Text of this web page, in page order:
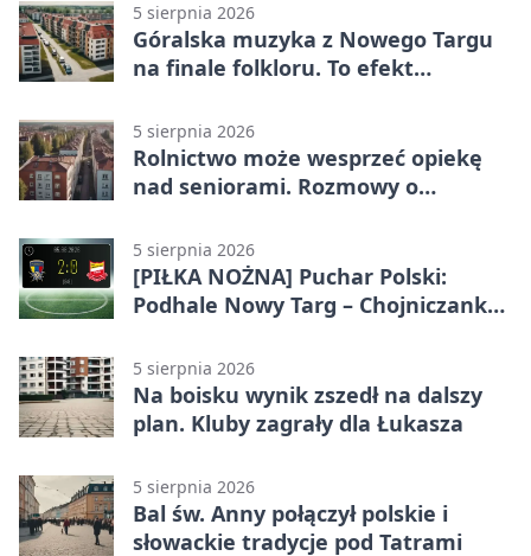
5 sierpnia 2026
Góralska muzyka z Nowego Targu
na finale folkloru. To efekt
5 sierpnia 2026
Rolnictwo może wesprzeć opiekę
nad seniorami. Rozmowy o
5 sierpnia 2026
[PIŁKA NOŻNA] Puchar Polski:
Podhale Nowy Targ – Chojniczanka
gospodarzom
5 sierpnia 2026
Na boisku wynik zszedł na dalszy
plan. Kluby zagrały dla Łukasza
5 sierpnia 2026
Bal św. Anny połączył polskie i
słowackie tradycje pod Tatrami